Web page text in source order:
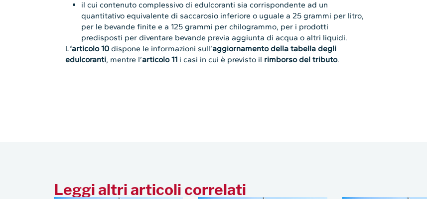
il cui contenuto complessivo di edulcoranti sia corrispondente ad un
quantitativo equivalente di saccarosio inferiore o uguale a 25 grammi per litro,
per le bevande finite e a 125 grammi per chilogrammo, per i prodotti
predisposti per diventare bevande previa aggiunta di acqua o altri liquidi.
L‘articolo 10 dispone le informazioni sull’aggiornamento della tabella degli
edulcoranti, mentre l’articolo 11 i casi in cui è previsto il rimborso del tributo.
Leggi altri articoli correlati